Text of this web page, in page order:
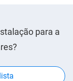
para a